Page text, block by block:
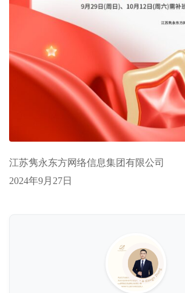
江苏隽永东方网络信息集团有限公司
2024年9月27日